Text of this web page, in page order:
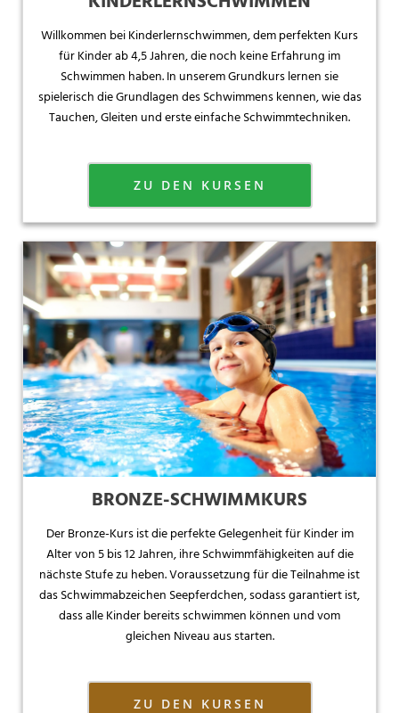
Willkommen bei Kinderlernschwimmen, dem perfekten Kurs
für Kinder ab 4,5 Jahren, die noch keine Erfahrung im
Schwimmen haben. In unserem Grundkurs lernen sie
spielerisch die Grundlagen des Schwimmens kennen, wie das
Tauchen, Gleiten und erste einfache Schwimmtechniken.
ZU DEN KURSEN
BRONZE-SCHWIMMKURS
Der Bronze-Kurs ist die perfekte Gelegenheit für Kinder im
Alter von 5 bis 12 Jahren, ihre Schwimmfähigkeiten auf die
nächste Stufe zu heben. Voraussetzung für die Teilnahme ist
das Schwimmabzeichen Seepferdchen, sodass garantiert ist,
dass alle Kinder bereits schwimmen können und vom
gleichen Niveau aus starten.
ZU DEN KURSEN